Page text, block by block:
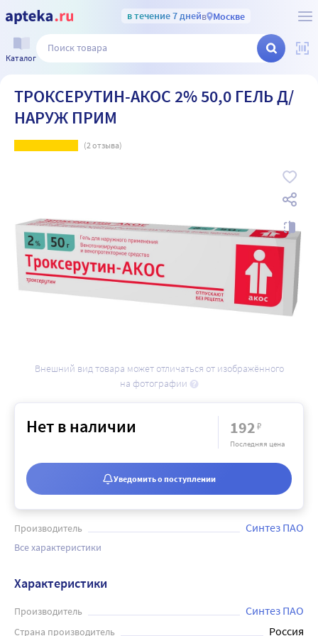
в течение 7 днейв Москве
Каталог
ТРОКСЕРУТИН-АКОС 2% 50,0 ГЕЛЬ Д/
НАРУЖ ПРИМ
(2отзыва)
Внешний вид товара может отличаться от изображённого
на фотографии
Производитель Синтез ПАО
Все характеристики
Нет в наличии 192₽
Последняя цена
Уведомить о поступлении
Характеристики
Производитель Синтез ПАО
Страна производитель Россия